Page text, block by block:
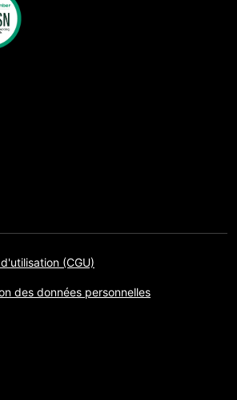
(CGU)
des données personnelles